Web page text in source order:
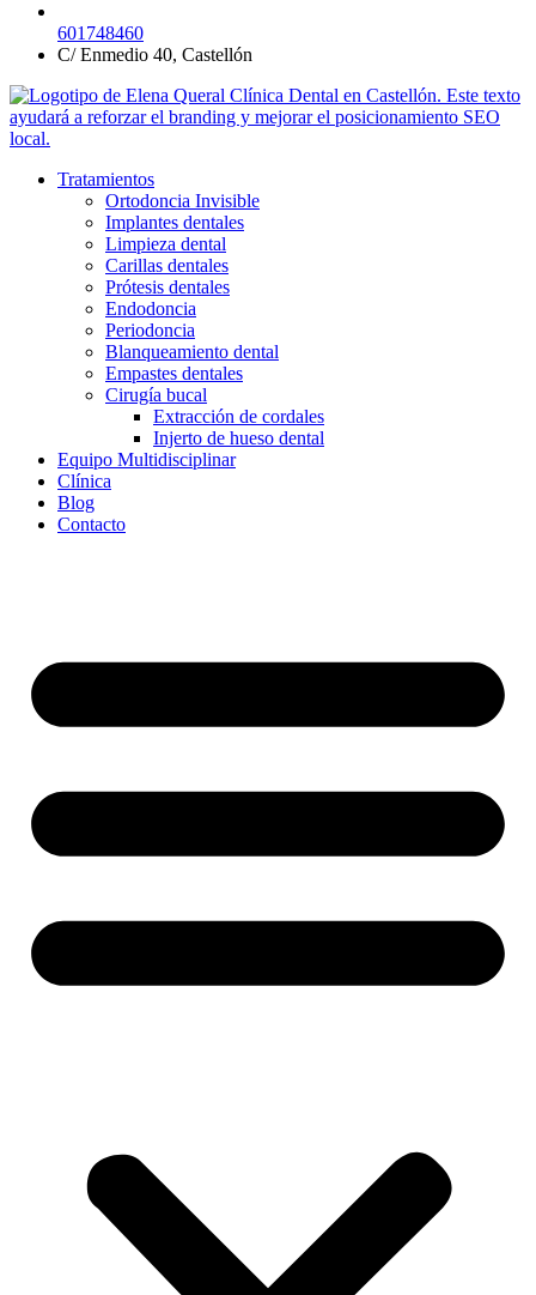
601748460
C/ Enmedio 40, Castellón
Tratamientos
Ortodoncia Invisible
Implantes dentales
Limpieza dental
Carillas dentales
Prótesis dentales
Endodoncia
Periodoncia
Blanqueamiento dental
Empastes dentales
Cirugía bucal
Extracción de cordales
Injerto de hueso dental
Equipo Multidisciplinar
Clínica
Blog
Contacto